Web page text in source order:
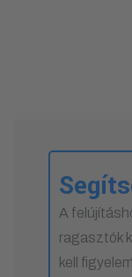
A
ragasztók
kell